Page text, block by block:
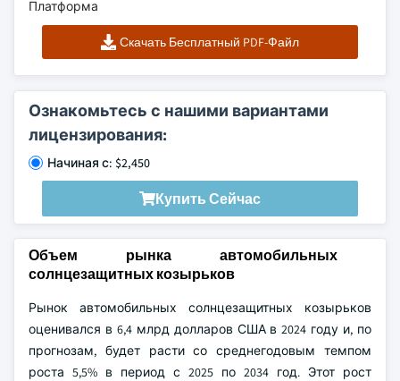
Платформа
Скачать Бесплатный PDF-Файл
Ознакомьтесь с нашими вариантами
лицензирования:
Начиная с: $2,450
Купить Сейчас
Объем рынка автомобильных
солнцезащитных козырьков
Рынок автомобильных солнцезащитных козырьков
оценивался в 6,4 млрд долларов США в 2024 году и, по
прогнозам, будет расти со среднегодовым темпом
роста 5,5% в период с 2025 по 2034 год. Этот рост